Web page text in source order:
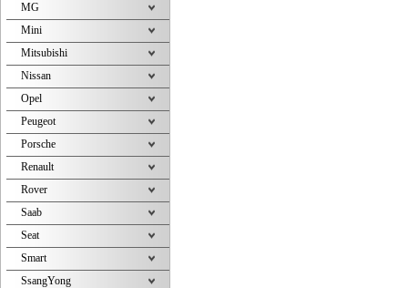
MG
Mini
Mitsubishi
Nissan
Opel
Peugeot
Porsche
Renault
Rover
Saab
Seat
Smart
SsangYong